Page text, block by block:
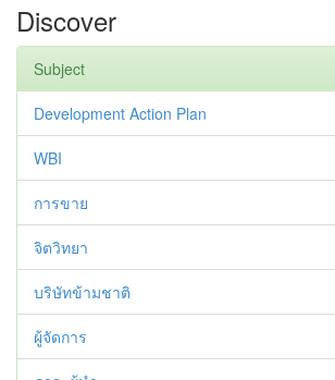
Discover
Subject
Development Action Plan
WBI
การขาย
จิตวิทยา
บริษัทข้ามชาติ
ผู้จัดการ